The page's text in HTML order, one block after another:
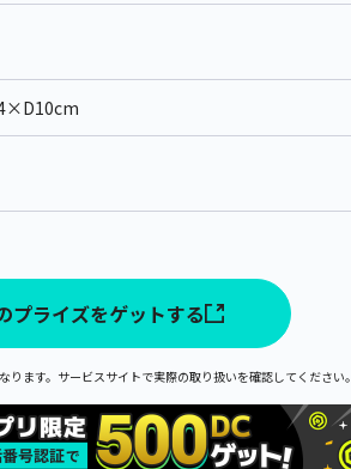
プライズをゲットする
ます。サービスサイトで実際の取り扱いを確認してください。